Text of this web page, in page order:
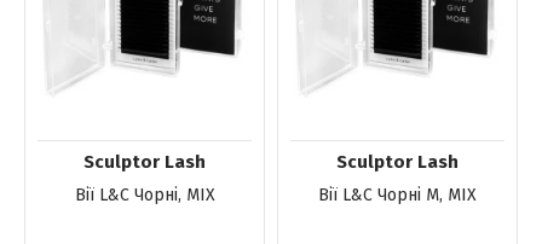
Sculptor Lash
Вії L&C Чорні, MIX
Sculptor Lash
Вії L&C Чорні М, MIX